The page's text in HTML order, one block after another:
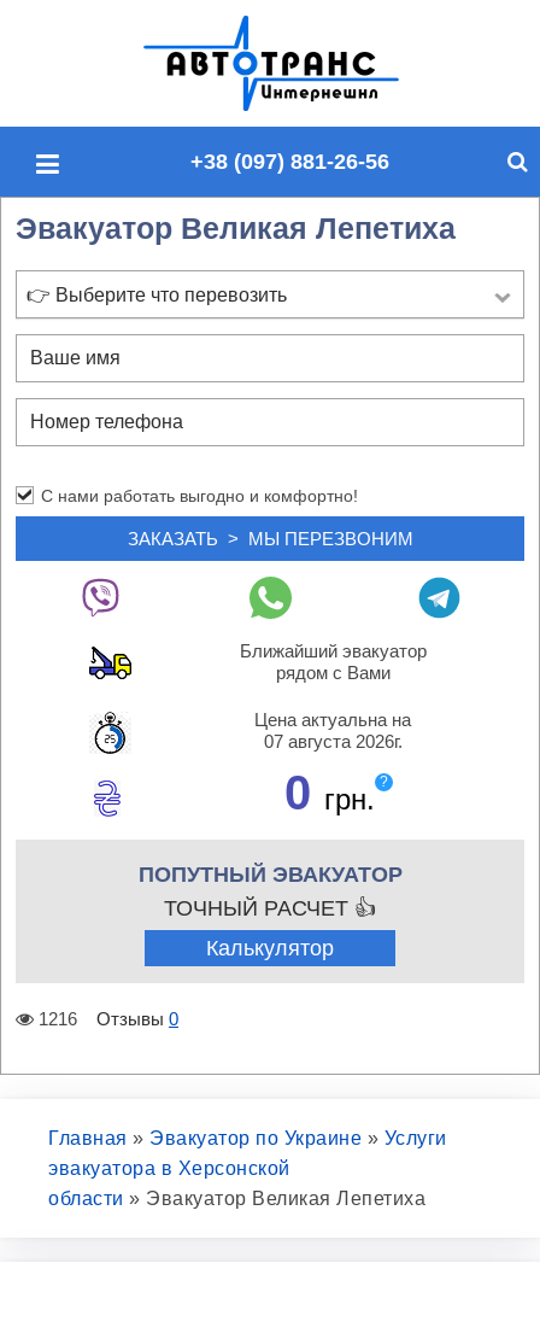
п
о
й
у
+38 (097) 881-26-56
Эвакуатор Великая Лепетиха
👉 Выберите что перевозить
С нами работать выгодно и комфортно!
Ближайший эвакуатор
рядом с Вами
Цена актуальна на
07 августа 2026г.
0 грн.
?
ПОПУТНЫЙ ЭВАКУАТОР
ТОЧНЫЙ РАСЧЕТ 👍
Калькулятор
1216 Отзывы 0
Главная » Эвакуатор по Украине » Услуги
эвакуатора в Херсонской
области » Эвакуатор Великая Лепетиха